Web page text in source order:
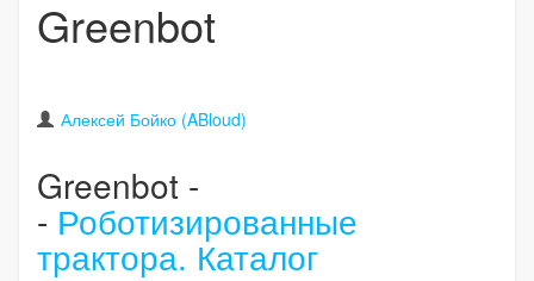
Greenbot
Алексей Бойко (ABloud)
Greenbot -
- Роботизированные
трактора. Каталог